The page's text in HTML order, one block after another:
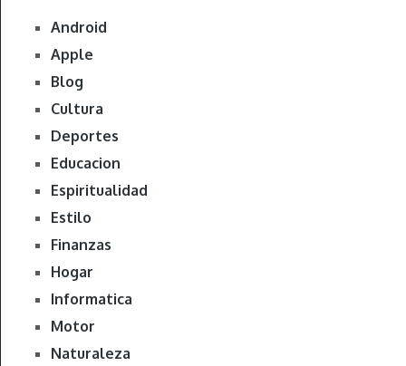
Android
Apple
Blog
Cultura
Deportes
Educacion
Espiritualidad
Estilo
Finanzas
Hogar
Informatica
Motor
Naturaleza